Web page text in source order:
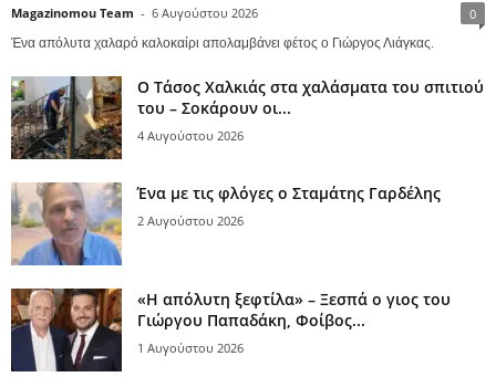
Magazinomou Team - 6 Αυγούστου 2026 0
Ένα απόλυτα χαλαρό καλοκαίρι απολαμβάνει φέτος ο Γιώργος Λιάγκας.
Ο Τάσος Χαλκιάς στα χαλάσματα του σπιτιού
του – Σοκάρουν οι...
4 Αυγούστου 2026
Ένα με τις φλόγες ο Σταμάτης Γαρδέλης
2 Αυγούστου 2026
«Η απόλυτη ξεφτίλα» – Ξεσπά ο γιος του
Γιώργου Παπαδάκη, Φοίβος...
1 Αυγούστου 2026